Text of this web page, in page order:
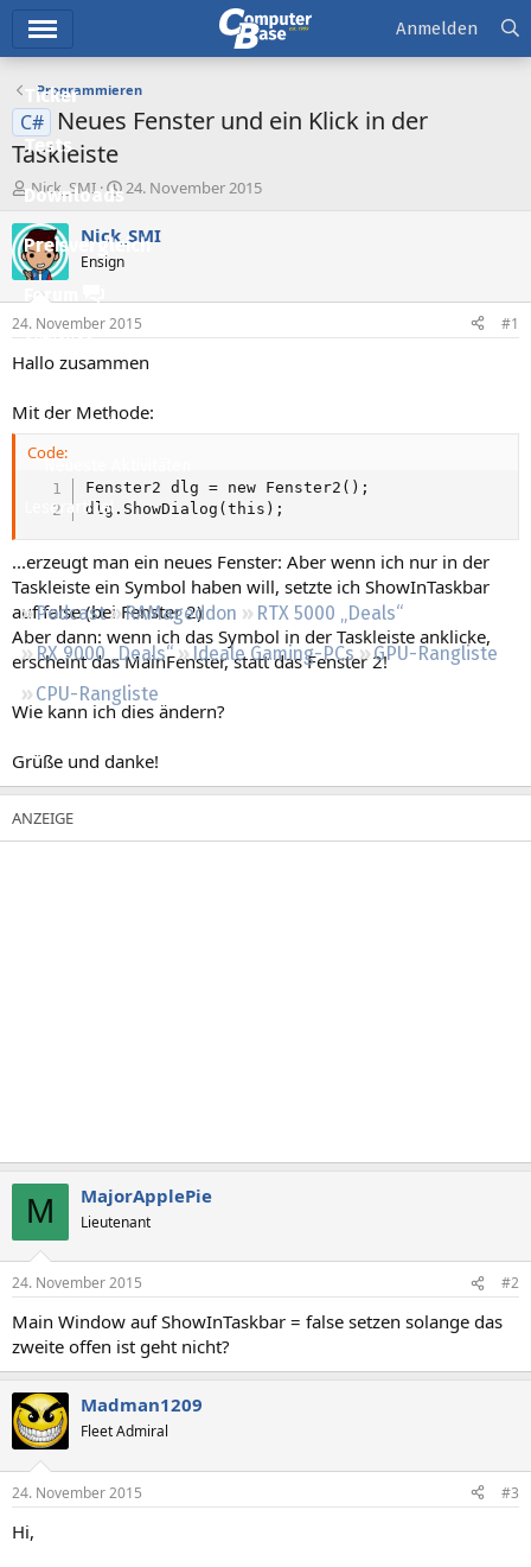
Ticker
Tests
Downloads
Preisvergleich
Forum
Aktuelles
Neue Beiträge
Leserartikel
Podcast RAMageddon
RTX 5000 „Deals“
RX 9000 „Deals“
Ideale Gaming-PCs
GPU-Rangliste
CPU-Rangliste
Anmelden
Programmieren
C#
Neues Fenster und ein Klick in der
Taskleiste
E
r
s
t
e
e
r
Nick_SMI
E
s
t
l
t
a
24. November 2015
Nick_SMI
Ensign
24. November 2015 #1
Hallo zusammen
Mit der Methode:
Code:
Fenster2 dlg = new Fenster2();
dlg.ShowDialog(this);
...erzeugt man ein neues Fenster: Aber wenn ich nur in der
Taskleiste ein Symbol haben will, setzte ich ShowInTaskbar
auf false (bei Fenster 2)
Aber dann: wenn ich das Symbol in der Taskleiste anklicke,
erscheint das MainFenster, statt das Fenster 2!
Wie kann ich dies ändern?
Grüße und danke!
M MajorApplePie
Lieutenant
24. November 2015 #2
Main Window auf ShowInTaskbar = false setzen solange das
zweite offen ist geht nicht?
Madman1209
Fleet Admiral
24. November 2015 #3
Hi,